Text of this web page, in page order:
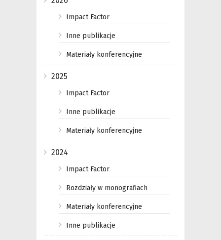
Impact Factor
Inne publikacje
Materiały konferencyjne
2025
Impact Factor
Inne publikacje
Materiały konferencyjne
2024
Impact Factor
Rozdziały w monografiach
Materiały konferencyjne
Inne publikacje